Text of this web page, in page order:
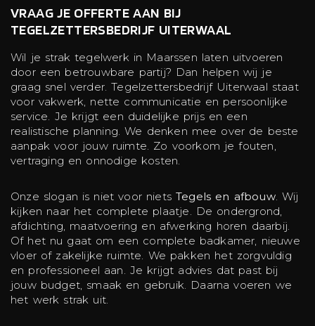
VRAAG JE OFFERTE AAN BIJ
TEGELZETTERSBEDRIJF UITERWAAL
Wil je strak tegelwerk in Maarssen laten uitvoeren
door een betrouwbare partij? Dan helpen wij je
graag snel verder. Tegelzettersbedrijf Uiterwaal staat
voor vakwerk, nette communicatie en persoonlijke
service. Je krijgt een duidelijke prijs en een
realistische planning. We denken mee over de beste
aanpak voor jouw ruimte. Zo voorkom je fouten,
vertraging en onnodige kosten.
Onze slogan is niet voor niets Tegels en afbouw. Wij
kijken naar het complete plaatje. De ondergrond,
afdichting, maatvoering en afwerking horen daarbij.
Of het nu gaat om een complete badkamer, nieuwe
vloer of zakelijke ruimte. We pakken het zorgvuldig
en professioneel aan. Je krijgt advies dat past bij
jouw budget, smaak en gebruik. Daarna voeren we
het werk strak uit.